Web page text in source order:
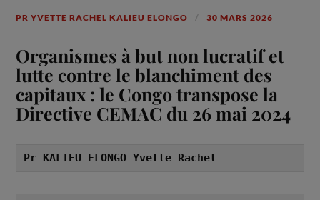
PR YVETTE RACHEL KALIEU ELONGO 30 MARS 2026
Organismes à but non lucratif et
lutte contre le blanchiment des
capitaux : le Congo transpose la
Directive CEMAC du 26 mai 2024
Pr KALIEU ELONGO Yvette Rachel